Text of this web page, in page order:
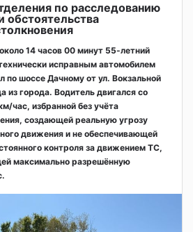
по расследованию
обстоятельства
14 часов 00 минут 55-летний
исправным автомобилем
по шоссе Дачному от ул. Вокзальной
из города. Водитель двигался со
час, избранной без учёта
создающей реальную угрозу
движения и не обеспечивающей
контроля за движением ТС,
максимально разрешённую